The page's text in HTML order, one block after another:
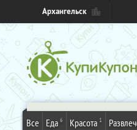
Архангельск
Все Еда 6 Красота 1